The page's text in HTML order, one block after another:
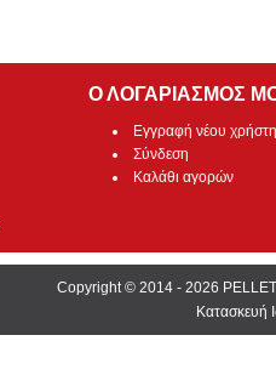
Ο ΛΟΓΑΡΙΑΣΜΟΣ
Εγγραφή νέου χρήστη
Σύνδεση
Καλάθι αγορών
Copyright © 2014 - 2026
Κατασκευή